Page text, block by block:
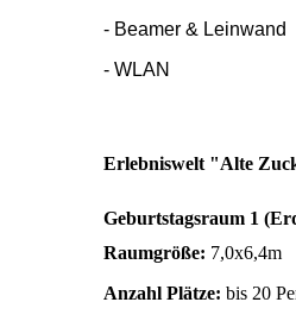
- Beamer & Leinwand
- WLAN
Erlebniswelt "Alte
Geburtstagsraum 1
Raumgröße: 7,0x6,4m
Anzahl Plätze: bis 20